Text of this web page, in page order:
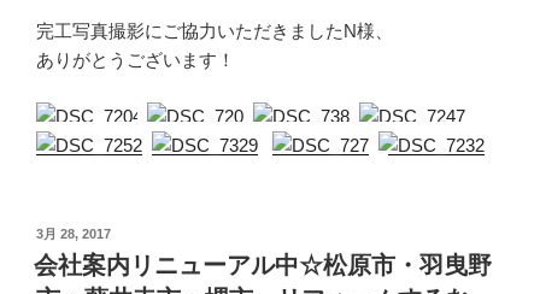
完工写真撮影にご協力いただきましたN様、
ありがとうございます！
投
稿
日:
3月 28, 2017
会社案内リニューアル中☆松原市・羽曳野